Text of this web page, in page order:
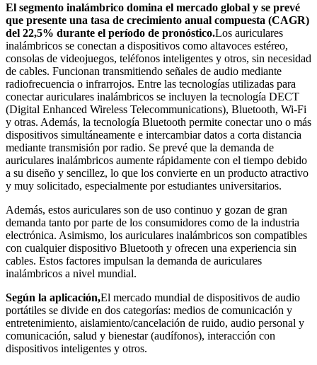
El segmento inalámbrico domina el mercado global y se prevé
que presente una tasa de crecimiento anual compuesta (CAGR)
del 22,5% durante el período de pronóstico.Los auriculares
inalámbricos se conectan a dispositivos como altavoces estéreo,
consolas de videojuegos, teléfonos inteligentes y otros, sin necesidad
de cables. Funcionan transmitiendo señales de audio mediante
radiofrecuencia o infrarrojos. Entre las tecnologías utilizadas para
conectar auriculares inalámbricos se incluyen la tecnología DECT
(Digital Enhanced Wireless Telecommunications), Bluetooth, Wi-Fi
y otras. Además, la tecnología Bluetooth permite conectar uno o más
dispositivos simultáneamente e intercambiar datos a corta distancia
mediante transmisión por radio. Se prevé que la demanda de
auriculares inalámbricos aumente rápidamente con el tiempo debido
a su diseño y sencillez, lo que los convierte en un producto atractivo
y muy solicitado, especialmente por estudiantes universitarios.
Además, estos auriculares son de uso continuo y gozan de gran
demanda tanto por parte de los consumidores como de la industria
electrónica. Asimismo, los auriculares inalámbricos son compatibles
con cualquier dispositivo Bluetooth y ofrecen una experiencia sin
cables. Estos factores impulsan la demanda de auriculares
inalámbricos a nivel mundial.
Según la aplicación,El mercado mundial de dispositivos de audio
portátiles se divide en dos categorías: medios de comunicación y
entretenimiento, aislamiento/cancelación de ruido, audio personal y
comunicación, salud y bienestar (audífonos), interacción con
dispositivos inteligentes y otros.